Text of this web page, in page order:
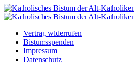
Vertrag widerrufen
Bistumsspenden
Impressum
Datenschutz